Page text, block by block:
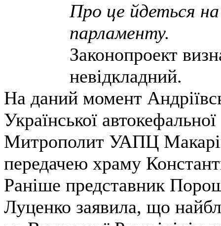
Про це йдеться на
парламенту.
Законопроект
невідкладний.
На даний момент
Української
Митрополит УАПЦ
передачею храму
Раніше представник
Луценко заявила, що